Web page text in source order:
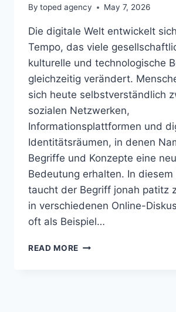
By toped agency May 7, 2026
Die digitale Welt entwickelt
Tempo, das viele
kulturelle und technologische
gleichzeitig verändert.
sich heute selbstverständlich
sozialen Netzwerken,
Informationsplattformen und
Identitätsräumen, in denen
Begriffe und Konzepte eine
Bedeutung erhalten. In diesem
taucht der Begriff jonah patitz
in verschiedenen Online-
oft als Beispiel…
READ MORE JONAH